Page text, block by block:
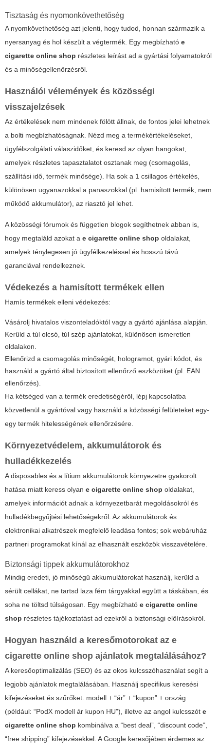
Tisztaság és nyomonkövethetőség
A nyomkövethetőség azt jelenti, hogy tudod, honnan származik a
nyersanyag és hol készült a végtermék. Egy megbízható e
cigarette online shop részletes leírást ad a gyártási folyamatokról
és a minőségellenőrzésről.
Használói vélemények és közösségi
visszajelzések
Az értékelések nem mindenek fölött állnak, de fontos jelei lehetnek
a bolti megbízhatóságnak. Nézd meg a termékértékeléseket,
ügyfélszolgálati válaszidőket, és keresd az olyan hangokat,
amelyek részletes tapasztalatot osztanak meg (csomagolás,
szállítási idő, termék minősége). Ha sok a 1 csillagos értékelés,
különösen ugyanazokkal a panaszokkal (pl. hamisított termék, nem
működő akkumulátor), az riasztó jel lehet.
A közösségi fórumok és független blogok segíthetnek abban is,
hogy megtaláld azokat a e cigarette online shop oldalakat,
amelyek ténylegesen jó ügyfélkezeléssel és hosszú távú
garanciával rendelkeznek.
Védekezés a hamisított termékek ellen
Hamís termékek elleni védekezés:
Vásárolj hivatalos viszonteladóktól vagy a gyártó ajánlása alapján.
Kerüld a túl olcsó, túl szép ajánlatokat, különösen ismeretlen
oldalakon.
Ellenőrizd a csomagolás minőségét, hologramot, gyári kódot, és
használd a gyártó által biztosított ellenőrző eszközöket (pl. EAN
ellenőrzés).
Ha kétséged van a termék eredetiségéről, lépj kapcsolatba
közvetlenül a gyártóval vagy használd a közösségi felületeket egy-
egy termék hitelességének ellenőrzésére.
Környezetvédelem, akkumulátorok és
hulladékkezelés
A disposables és a lítium akkumulátorok környezetre gyakorolt
hatása miatt keress olyan e cigarette online shop oldalakat,
amelyek információt adnak a környezetbarát megoldásokról és
hulladékbegyűjtési lehetőségekről. Az akkumulátorok és
elektronikai alkatrészek megfelelő leadása fontos; sok webáruház
partneri programokat kínál az elhasznált eszközök visszavételére.
Biztonsági tippek akkumulátorokhoz
Mindig eredeti, jó minőségű akkumulátorokat használj, kerüld a
sérült cellákat, ne tartsd laza fém tárgyakkal együtt a táskában, és
soha ne töltsd túlságosan. Egy megbízható e cigarette online
shop részletes tájékoztatást ad ezekről a biztonsági előírásokról.
Hogyan használd a keresőmotorokat az e
cigarette online shop ajánlatok megtalálásához?
A keresőoptimalizálás (SEO) és az okos kulcsszóhasználat segít a
legjobb ajánlatok megtalálásában. Használj specifikus keresési
kifejezéseket és szűrőket: modell + “ár” + “kupon” + ország
(például: “PodX modell ár kupon HU”), illetve az angol kulcsszót e
cigarette online shop kombinálva a “best deal”, “discount code”,
“free shipping” kifejezésekkel. A Google keresőjében érdemes az